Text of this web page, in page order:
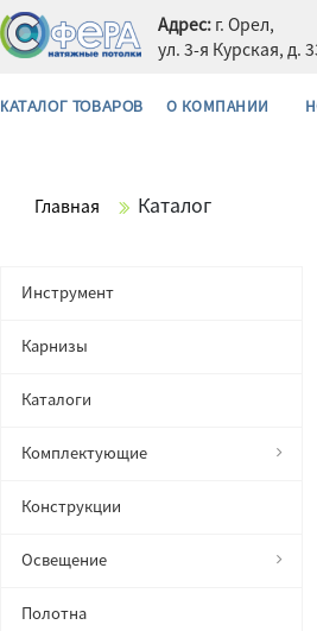
Адрес: г. Орел,
ул. 3-я Курская, д.
КАТАЛОГ ТОВАРОВ О КОМПАНИИ
Главная Каталог
Инструмент
Карнизы
Каталоги
Комплектующие
Конструкции
Освещение
Полотна